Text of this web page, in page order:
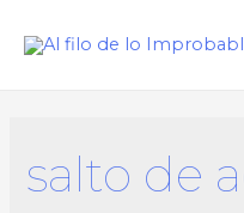
salto de